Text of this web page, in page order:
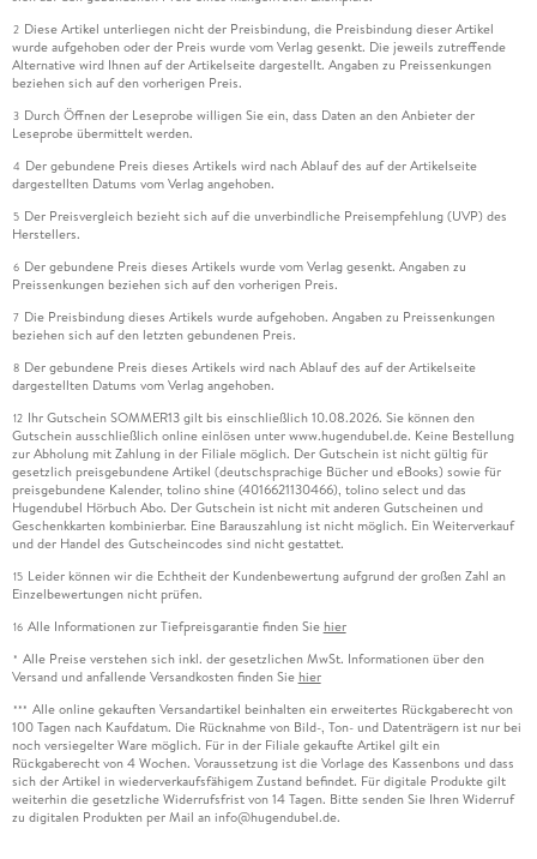
2 Diese Artikel unterliegen nicht der Preisbindung, die Preisbindung dieser Artikel
wurde aufgehoben oder der Preis wurde vom Verlag gesenkt. Die jeweils zutreffende
Alternative wird Ihnen auf der Artikelseite dargestellt. Angaben zu Preissenkungen
beziehen sich auf den vorherigen Preis.
3 Durch Öffnen der Leseprobe willigen Sie ein, dass Daten an den Anbieter der
Leseprobe übermittelt werden.
4 Der gebundene Preis dieses Artikels wird nach Ablauf des auf der Artikelseite
dargestellten Datums vom Verlag angehoben.
5 Der Preisvergleich bezieht sich auf die unverbindliche Preisempfehlung (UVP) des
Herstellers.
6 Der gebundene Preis dieses Artikels wurde vom Verlag gesenkt. Angaben zu
Preissenkungen beziehen sich auf den vorherigen Preis.
7 Die Preisbindung dieses Artikels wurde aufgehoben. Angaben zu Preissenkungen
beziehen sich auf den letzten gebundenen Preis.
8 Der gebundene Preis dieses Artikels wird nach Ablauf des auf der Artikelseite
dargestellten Datums vom Verlag angehoben.
12 Ihr Gutschein SOMMER13 gilt bis einschließlich 10.08.2026. Sie können den
Gutschein ausschließlich online einlösen unter www.hugendubel.de. Keine Bestellung
zur Abholung mit Zahlung in der Filiale möglich. Der Gutschein ist nicht gültig für
gesetzlich preisgebundene Artikel (deutschsprachige Bücher und eBooks) sowie für
preisgebundene Kalender, tolino shine (4016621130466), tolino select und das
Hugendubel Hörbuch Abo. Der Gutschein ist nicht mit anderen Gutscheinen und
Geschenkkarten kombinierbar. Eine Barauszahlung ist nicht möglich. Ein Weiterverkauf
und der Handel des Gutscheincodes sind nicht gestattet.
15 Leider können wir die Echtheit der Kundenbewertung aufgrund der großen Zahl an
Einzelbewertungen nicht prüfen.
16 Alle Informationen zur Tiefpreisgarantie finden Sie hier
* Alle Preise verstehen sich inkl. der gesetzlichen MwSt. Informationen über den
Versand und anfallende Versandkosten finden Sie hier
*** Alle online gekauften Versandartikel beinhalten ein erweitertes Rückgaberecht von
100 Tagen nach Kaufdatum. Die Rücknahme von Bild-, Ton- und Datenträgern ist nur bei
noch versiegelter Ware möglich. Für in der Filiale gekaufte Artikel gilt ein
Rückgaberecht von 4 Wochen. Voraussetzung ist die Vorlage des Kassenbons und dass
sich der Artikel in wiederverkaufsfähigem Zustand befindet. Für digitale Produkte gilt
weiterhin die gesetzliche Widerrufsfrist von 14 Tagen. Bitte senden Sie Ihren Widerruf
zu digitalen Produkten per Mail an info@hugendubel.de.